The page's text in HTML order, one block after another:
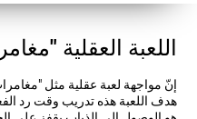
اللعبة العقلية
إنّ مواجهة لعبة عقلية مثل
هدف اللعبة هذه تدريب وقت رد